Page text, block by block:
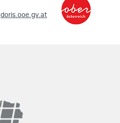
doris.ooe.gv.at.